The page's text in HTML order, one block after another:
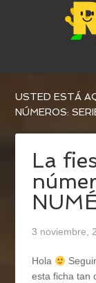
USTED ESTÁ
NÚMEROS:
La
3 noviembre,
Hola
esta ficha tan